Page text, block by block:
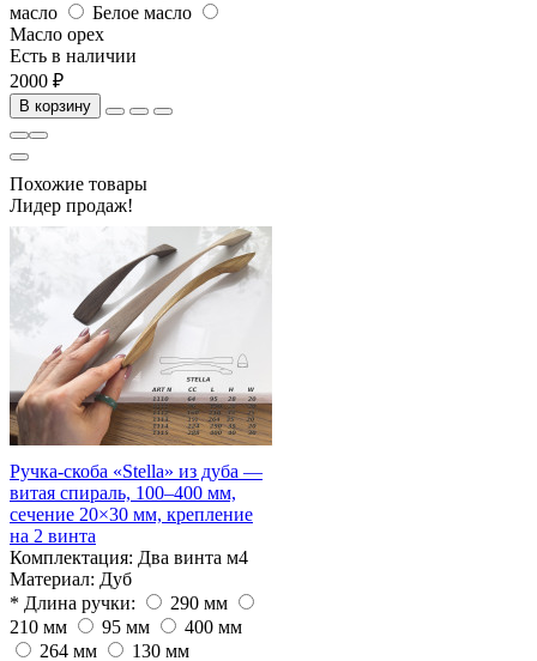
масло
Белое масло
Масло орех
Есть в наличии
2000 ₽
В корзину
Похожие товары
Лидер продаж!
Ручка-скоба «Stella» из дуба —
витая спираль, 100–400 мм,
сечение 20×30 мм, крепление
на 2 винта
Комплектация: Два винта м4
Материал: Дуб
* Длина ручки:
290 мм
210 мм
95 мм
400 мм
264 мм
130 мм